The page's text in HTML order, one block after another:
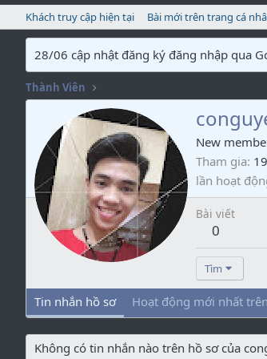
Khách truy cập hiện tại Bài mới trên trang cá
28/06 cập nhật đăng ký đăng nhập qua
Thành Viên
New
Tham gia
lần hoạt
Bài viết
0
Tìm
Tin nhắn hồ sơ Hoạt động mới nhất
Không có tin nhắn nào trên hồ sơ của